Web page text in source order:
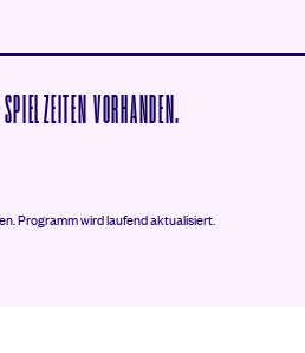
VORHANDEN.
Programm wird laufend aktualisiert.